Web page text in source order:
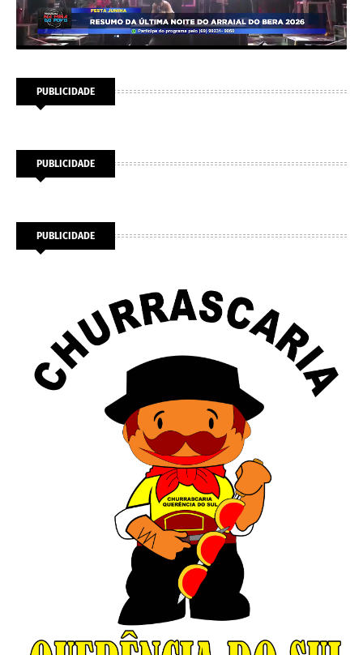
PUBLICIDADE
PUBLICIDADE
PUBLICIDADE